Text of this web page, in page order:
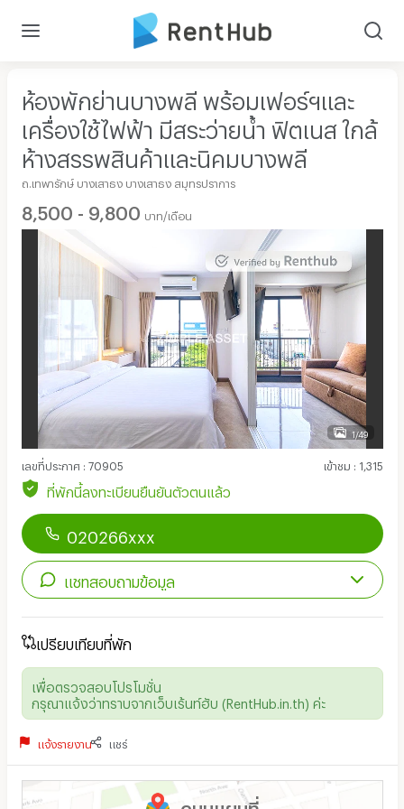
ห้องพักย่านบางพลี พร้อมเฟอร์ฯและ
เครื่องใช้ไฟฟ้า มีสระว่ายน้ำ ฟิตเนส ใกล้
ห้างสรรพสินค้าและนิคมบางพลี
ถ.เทพารักษ์ บางเสาธง บางเสาธง สมุทรปราการ
8,500 - 9,800 บาท/เดือน
1/49
เลขที่ประกาศ : 70905 เข้าชม : 1,315
ที่พักนี้ลงทะเบียนยืนยันตัวตนแล้ว
020266xxx
แชทสอบถามข้อมูล
เปรียบเทียบที่พัก
เพื่อตรวจสอบโปรโมชั่น
กรุณาแจ้งว่าทราบจากเว็บเร้นท์ฮับ (RentHub.in.th) ค่ะ
แจ้งรายงาน แชร์
ดูบนแผนที่